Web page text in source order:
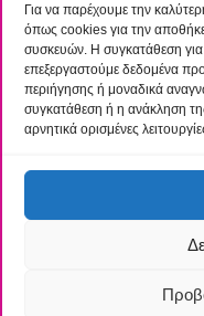
Για να παρέχουμε την
όπως cookies για την
συσκευών. Η συγκατάθεση για
επεξεργαστούμε δεδομένα
περιήγησης ή μοναδικά
συγκατάθεση ή η ανάκληση
αρνητικά ορισμένες
Βιβλιοθήκη
Συχνές Ερωτήσεις
© 2026 Ελληνικό
Προστασίας